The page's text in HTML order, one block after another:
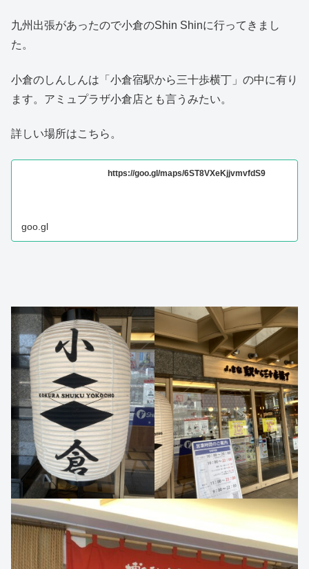
九州出張があったので小倉のShin Shinに行ってきまし
た。
小倉のしんしんは「小倉宿駅から三十歩横丁」の中に有り
ます。アミュプラザ小倉店とも言うみたい。
詳しい場所はこちら。
https://goo.gl/maps/6ST8VXeKjjvmvfdS9
goo.gl